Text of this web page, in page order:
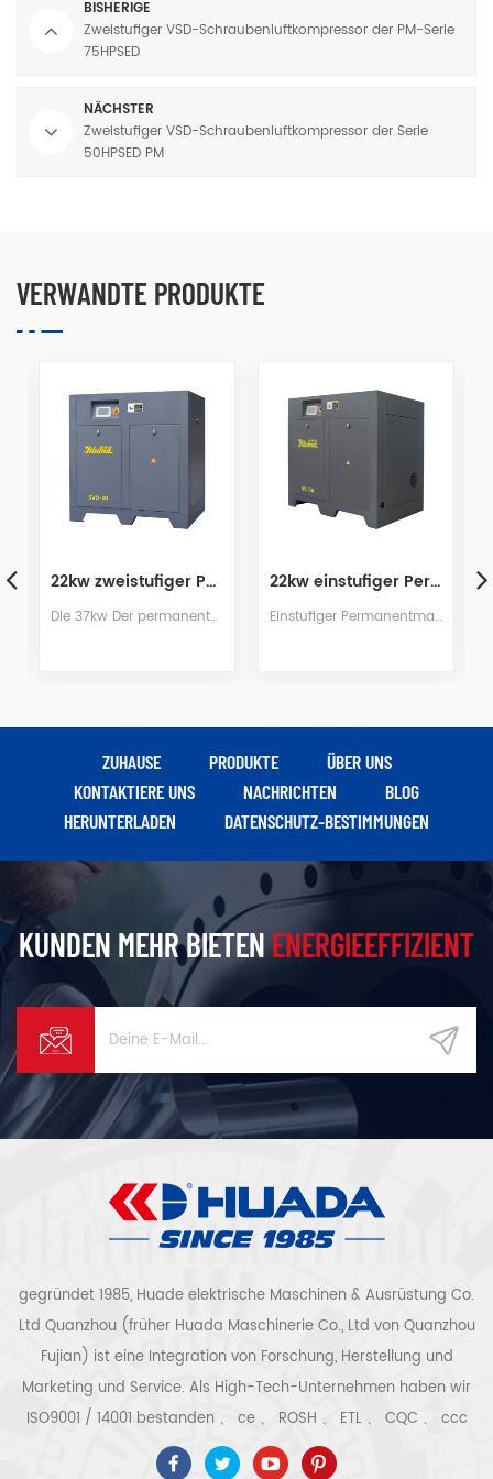
BISHERIGE
Zweistufiger VSD-Schraubenluftkompressor der PM-Serie
75HPSED
NÄCHSTER
Zweistufiger VSD-Schraubenluftkompressor der Serie
50HPSED PM
VERWANDTE PRODUKTE
22kw einstufiger Permanentmagnetschrauben-Luftkompressor
Einstufiger Permanentmagnet-Schraubenluftkompressor verwendet hochfeste NdFeB (Neodym Eisen Bor) magnetischer Stahl, hochmagnetisches Energieprodukt und Koerzitivkraft von NdFeB magnetischer Stahl, machen Seltenerd Permanentmagnetmotoren haben eine geringe Größe, ein geringes Gewicht, einen hohen Wirkungsgrad, einen guten Charakter usw., eine Reihe von Vorteilen
37kw Energiesparender Permanentmagnet-Luftkompressor mit variabler Frequenz
Die 37kw Der permanente Magenta-Kompressor mit variabler Frequenz ist hocheffizient Strom sparen machine.It wird in der FEM entworfenFestigkeitsanalyse zur Gewährleistung der Stabilität und Zuverlässigkeitvon jedem Teil, und um einen langfristigen Betrieb ohne Fehler, geringes Rauschen und lange Lebensdauer zu realisieren
ZUHAUSE PRODUKTE
ÜBER UNS
KONTAKTIERE UNS
NACHRICHTEN
BLOG
HERUNTERLADEN
DATENSCHUTZ-BESTIMMUNGEN
KUNDEN MEHR BIETENENERGIEEFFIZIENT
gegründet 1985, Huade elektrische Maschinen & Ausrüstung Co.
Ltd Quanzhou (früher Huada Maschinerie Co., Ltd von Quanzhou
Fujian) ist eine Integration von Forschung, Herstellung und
Marketing und Service. Als High-Tech-Unternehmen haben wir
ISO9001 / 14001 bestanden 、 ce 、 ROSH 、 ETL 、 CQC 、 ccc
Qualitäts- und Sicherheitszertifizierung, High-Tech-